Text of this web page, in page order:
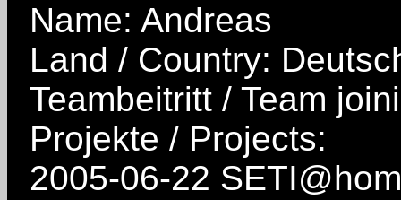
Name: Andreas
Land / Country:
Teambeitritt / Team
Projekte / Projects:
2005-06-22